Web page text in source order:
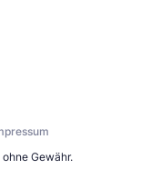
Gewähr.